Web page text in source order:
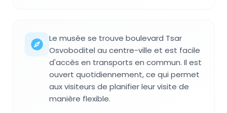
Le musée se trouve boulevard Tsar
Osvoboditel au centre-ville et est facile
d'accès en transports en commun. Il est
ouvert quotidiennement, ce qui permet
aux visiteurs de planifier leur visite de
manière flexible.